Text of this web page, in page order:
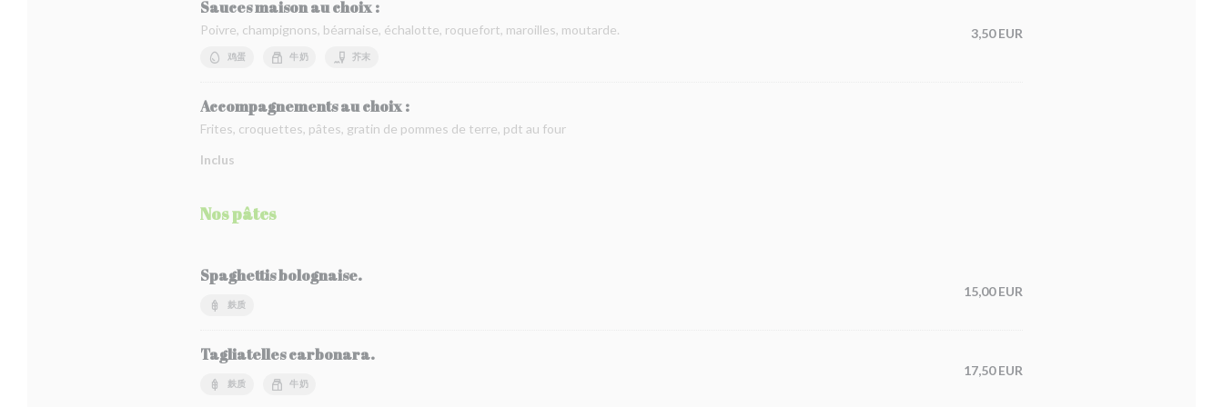
Sauces maison au choix :
Poivre, champignons, béarnaise, échalotte, roquefort, maroilles, moutarde.
鸡蛋 牛奶 芥末
3,50 EUR
Accompagnements au choix :
Frites, croquettes, pâtes, gratin de pommes de terre, pdt au four
Inclus
Nos pâtes
Spaghettis bolognaise.
麸质
15,00 EUR
Tagliatelles carbonara.
麸质 牛奶
17,50 EUR